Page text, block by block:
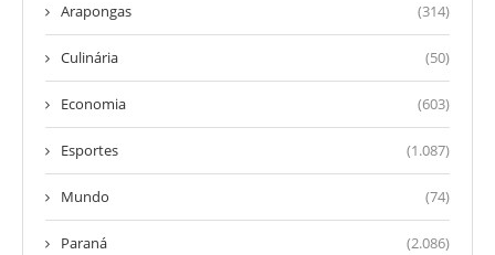
Arapongas (314)
Culinária (50)
Economia (603)
Esportes (1.087)
Mundo (74)
Paraná (2.086)